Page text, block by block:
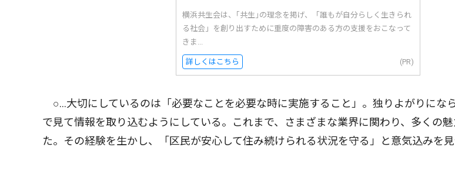
横浜共生会は、｢共生｣の理念を掲げ、「誰もが自分らしく生きられ
る社会」を創り出すために重度の障害のある方の支援をおこなって
きま...
詳しくはこちら (PR)
○…大切にしているのは「必要なことを必要な時に実施すること」。独りよがりにな
で見て情報を取り込むようにしている。これまで、さまざまな業界に関わり、多くの
た。その経験を生かし、「区民が安心して住み続けられる状況を守る」と意気込みを見